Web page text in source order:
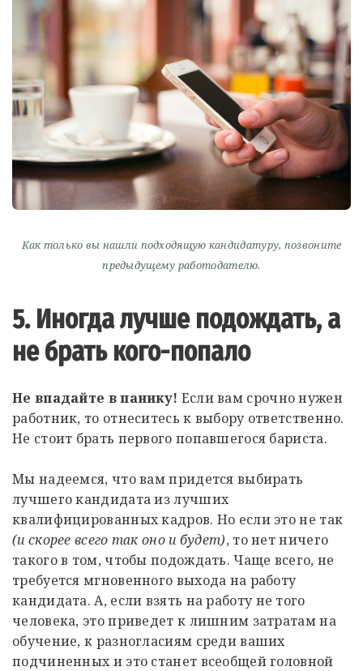
Как только вы нашли подходящую кандидатуру, позвоните
предыдущему работодателю.
5. Иногда лучше подождать, а
не брать кого-попало
Не впадайте в панику! Если вам срочно нужен
работник, то отнеситесь к выбору ответственно.
Не стоит брать первого попавшегося бариста.
Мы надеемся, что вам придется выбирать
лучшего кандидата из лучших
квалифицированных кадров. Но если это не так
(и скорее всего так оно и будет), то нет ничего
такого в том, чтобы подождать. Чаще всего, не
требуется мгновенного выхода на работу
кандидата. А, если взять на работу не того
человека, это приведет к лишним затратам на
обучение, к разногласиям среди ваших
подчиненных и это станет всеобщей головной